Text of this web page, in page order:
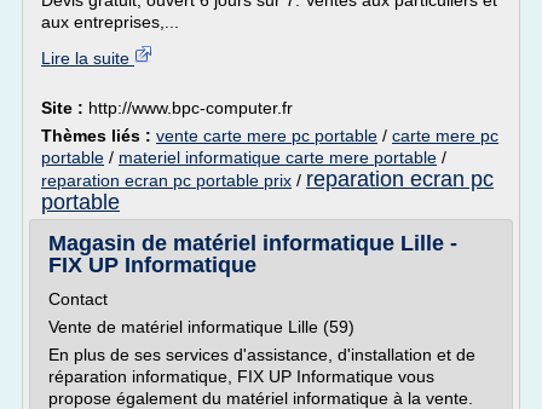
aux entreprises,...
Lire la suite
Site : http://www.bpc-computer.fr
Thèmes liés : vente carte mere pc portable / carte mere pc
portable / materiel informatique carte mere portable /
reparation ecran pc portable prix / reparation ecran pc
portable
Magasin de matériel informatique Lille -
FIX UP Informatique
Contact
Vente de matériel informatique Lille (59)
En plus de ses services d'assistance, d'installation et de
réparation informatique, FIX UP Informatique vous
propose également du matériel informatique à la vente.